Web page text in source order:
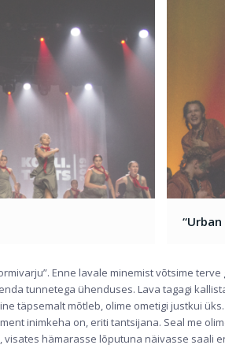
Enne lavale minemist võtsime
tunnetega ühenduses. Lava tagagi
täpsemalt mõtleb, olime ometigi justkui
inimkeha on, eriti tantsijana. Seal me
visates hämarasse lõputuna näivasse saali